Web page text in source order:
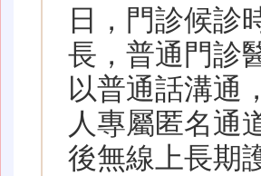
日，門診候診
長，普通門診
以普通話溝通
人專屬匿名通
後無線上長期